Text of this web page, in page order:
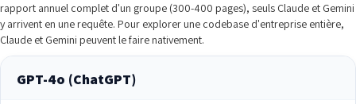
rapport annuel complet d'un groupe (300-400 pages), seuls Claude et Gemini
y arrivent en une requête. Pour explorer une codebase d'entreprise entière,
Claude et Gemini peuvent le faire nativement.
GPT-4o (ChatGPT)